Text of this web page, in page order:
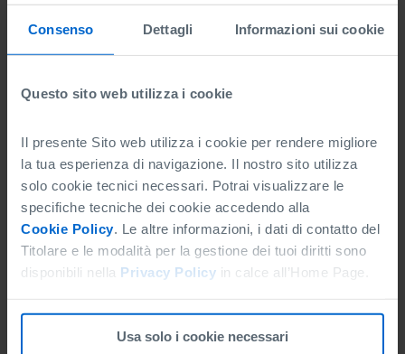
Consenso Dettagli Informazioni sui cookie
Questo sito web utilizza i cookie
Il presente Sito web utilizza i cookie per rendere migliore
la tua esperienza di navigazione. Il nostro sito utilizza
solo cookie tecnici necessari. Potrai visualizzare le
specifiche tecniche dei cookie accedendo alla
Cookie Policy. Le altre informazioni, i dati di contatto del
Titolare e le modalità per la gestione dei tuoi diritti sono
disponibili nella Privacy Policy in calce all’Home Page.
Usa solo i cookie necessari
in fascia 1, 2, 3 e 4 del modello di valutazione
80%
Riassicurazione/controgaranzia: percentuali
massime di copertura sulle operazioni finanziarie*
Finanziamenti
per esigenze
di liquidità
Finanziamenti
per
Investimenti
Microcredito,
Nuova Sabatini,
Importo ridotto,
Nuove imprese,
PMI Innovative,
Start up
certificati